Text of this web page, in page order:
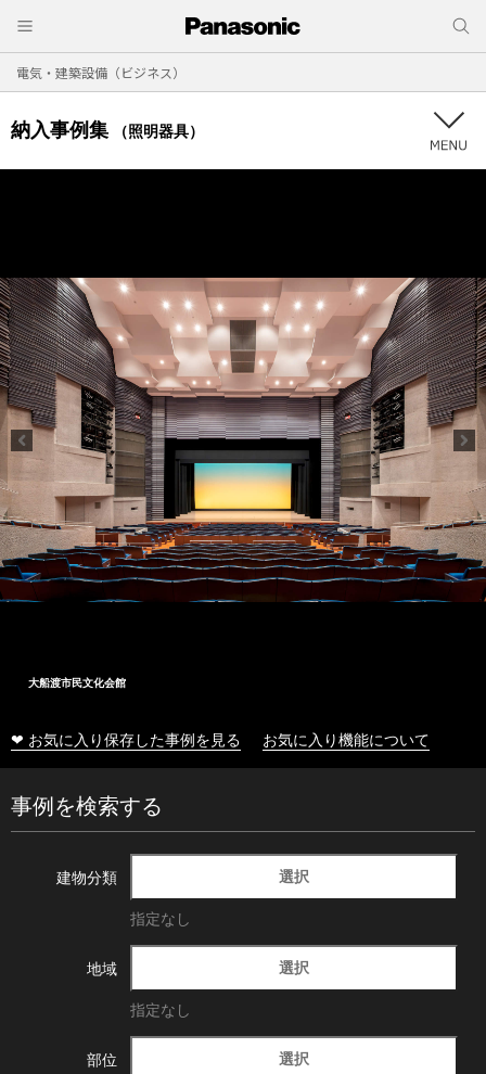
電気・建築設備（ビジネス）
納入事例集 （照明器具）
大船渡市民文化会館
❤ お気に入り保存した事例を見る お気に入り機能について
事例を検索する
建物分類 選択
指定なし
地域 選択
指定なし
部位 選択